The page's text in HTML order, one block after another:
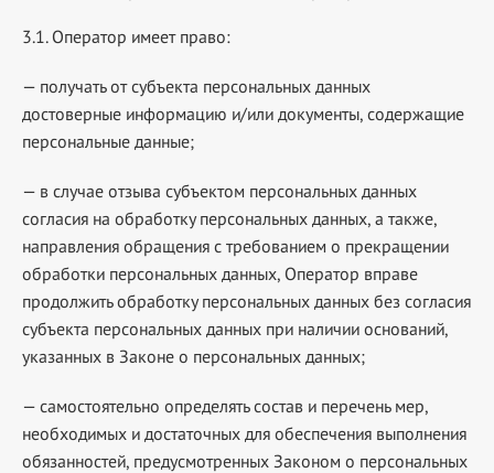
3.1. Оператор имеет право:
— получать от субъекта персональных данных
достоверные информацию и/или документы, содержащие
персональные данные;
— в случае отзыва субъектом персональных данных
согласия на обработку персональных данных, а также,
направления обращения с требованием о прекращении
обработки персональных данных, Оператор вправе
продолжить обработку персональных данных без согласия
субъекта персональных данных при наличии оснований,
указанных в Законе о персональных данных;
— самостоятельно определять состав и перечень мер,
необходимых и достаточных для обеспечения выполнения
обязанностей, предусмотренных Законом о персональных